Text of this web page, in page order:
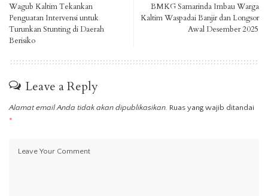
Wagub Kaltim Tekankan
Penguatan Intervensi untuk
Turunkan Stunting di Daerah
Berisiko
BMKG Samarinda Imbau Warga
Kaltim Waspadai Banjir dan Longsor
Awal Desember 2025
Leave a Reply
Alamat email Anda tidak akan dipublikasikan. Ruas yang wajib ditandai
*